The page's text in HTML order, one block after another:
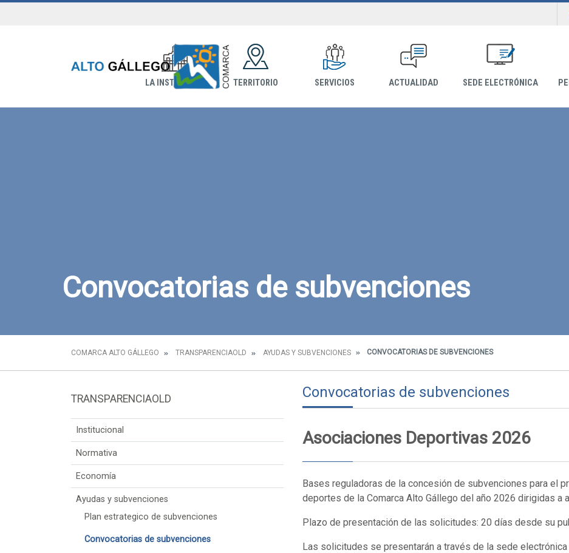
LA INSTITUCIÓN TERRITORIO SERVICIOS ACTUALIDAD SEDE ELECTRÓNICA
Convocatorias de subvenciones
COMARCA ALTO GÁLLEGO TRANSPARENCIAOLD AYUDAS Y SUBVENCIONES CONVOCATORIAS DE SUBVENCIONES
TRANSPARENCIAOLD
Institucional
Normativa
Economía
Ayudas y subvenciones
Plan estrategico de subvenciones
Convocatorias de subvenciones
Convocatorias de subvenciones
Asociaciones Deportivas 2026
Bases reguladoras de la concesión de subvenciones para el
deportes de la Comarca Alto Gállego del año 2026 dirigidas a
Plazo de presentación de las solicitudes: 20 días desde su
Las solicitudes se presentarán a través de la sede